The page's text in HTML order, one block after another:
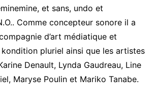
, et sans, undo et
. Comme concepteur sonore il a
d’art médiatique et
kondition pluriel ainsi que les artistes
Denault, Lynda Gaudreau, Line
, Maryse Poulin et Mariko Tanabe.